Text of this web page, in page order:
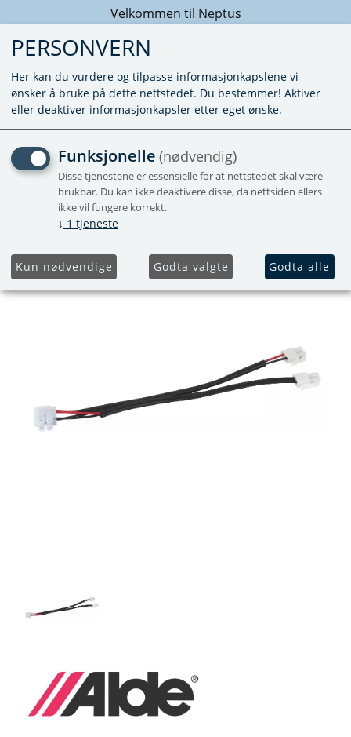
Velkommen til Neptus
KABEL VED KUN 12V
PUMPE - COMPACT 3010
PERSONVERN
Her kan du vurdere og tilpasse informasjonkapslene vi
ønsker å bruke på dette nettstedet. Du bestemmer! Aktiver
eller deaktiver informasjonkapsler etter eget ønske.
Funksjonelle (nødvendig)
Disse tjenestene er essensielle for at nettstedet skal være
brukbar. Du kan ikke deaktivere disse, da nettsiden ellers
ikke vil fungere korrekt.
↓ 1 tjeneste
Kun nødvendige Godta valgte Godta alle